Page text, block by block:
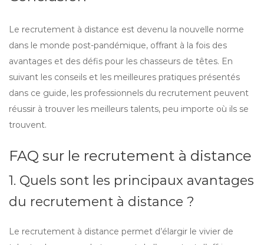
Le recrutement à distance est devenu la nouvelle norme
dans le monde post-pandémique, offrant à la fois des
avantages et des défis pour les chasseurs de têtes. En
suivant les conseils et les meilleures pratiques présentés
dans ce guide, les professionnels du recrutement peuvent
réussir à trouver les meilleurs talents, peu importe où ils se
trouvent.
FAQ sur le recrutement à distance
1. Quels sont les principaux avantages
du recrutement à distance ?
Le recrutement à distance permet d’élargir le vivier de